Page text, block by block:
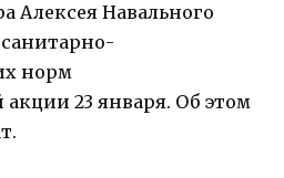
Алексея Навального
норм
акции 23 января. Об этом